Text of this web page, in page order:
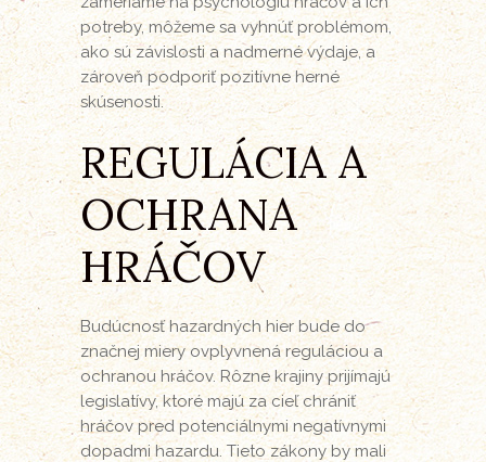
potreby, môžeme sa vyhnúť problémom,
ako sú závislosti a nadmerné výdaje, a
zároveň podporiť pozitívne herné
skúsenosti.
REGULÁCIA A
OCHRANA
HRÁČOV
Budúcnosť hazardných hier bude do
značnej miery ovplyvnená reguláciou a
ochranou hráčov. Rôzne krajiny prijímajú
legislatívy, ktoré majú za cieľ chrániť
hráčov pred potenciálnymi negatívnymi
dopadmi hazardu. Tieto zákony by mali